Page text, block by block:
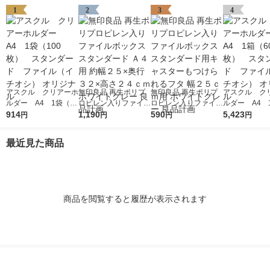
1
アスクル クリアーホ
ルダー A4 1袋（10
0枚） スタンダー
914円
2
無印良品 再生ポリプ
ロピレン入りファイル
ボックススタンダード
1,190円
3
無印良品 再生ポリプ
ロピレン入りファイル
ボックススタンダード
590円
4
アスクル ク
ルダー A4
0枚） スタ
5,423円
最近見た商品
商品を閲覧すると履歴が表示されます